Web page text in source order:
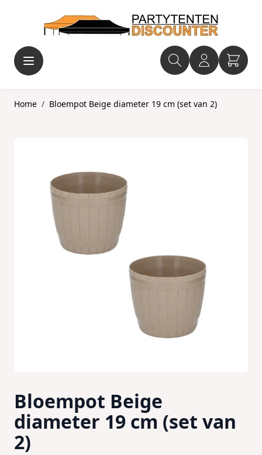
Home / Bloempot Beige diameter 19 cm (set van 2)
Bloempot Beige
diameter 19 cm (set van
2)